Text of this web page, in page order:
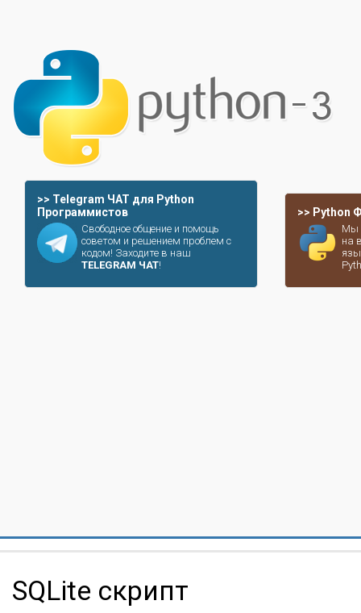
>> Telegram ЧАТ для Python
Программистов
Свободное общение и помощь
советом и решением проблем с
кодом! Заходите в наш
TELEGRAM ЧАТ!
>> Python
Мы
на
SQLite скрипт